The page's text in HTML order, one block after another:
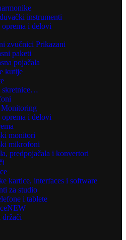
instrumenti
oprema i delovi
zvučnici Prikazani
paketi
pojačala
kutije
skretnice…
oprema i delovi
monitori
mikrofoni
predpojačala i konvertori
kartice, interfaces i software
za studio
i tablete
NEW
držači